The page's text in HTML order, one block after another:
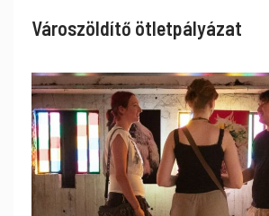
Városzöldítő ötletpályázat